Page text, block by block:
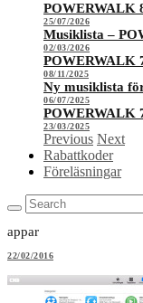
POWERWALK
25/07/2026
Musiklista –
02/03/2026
POWERWALK
08/11/2025
Ny musiklista
06/07/2025
POWERWALK
23/03/2025
Previous Next
Rabattkoder
Föreläsningar
appar
22/02/2016